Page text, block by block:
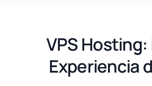
VPS
Experiencia